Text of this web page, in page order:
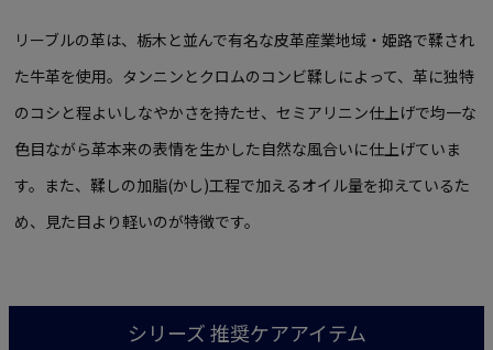
リーブルの革は、栃木と並んで有名な皮革産業地域・姫路で鞣され
た牛革を使用。タンニンとクロムのコンビ鞣しによって、革に独特
のコシと程よいしなやかさを持たせ、セミアリニン仕上げで均一な
色目ながら革本来の表情を生かした自然な風合いに仕上げていま
す。また、鞣しの加脂(かし)工程で加えるオイル量を抑えているた
め、見た目より軽いのが特徴です。
シリーズ 推奨ケアアイテム